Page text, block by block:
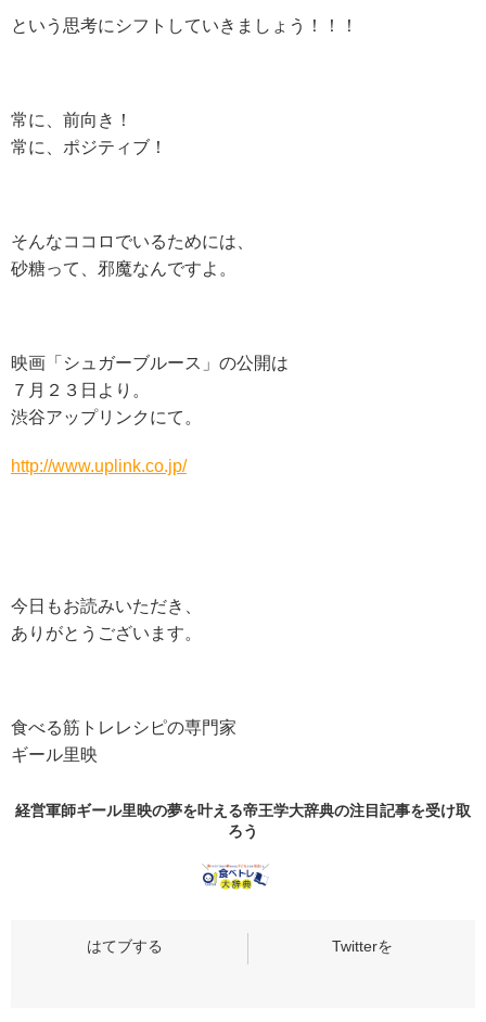
という思考にシフトしていきましょう！！！
常に、前向き！
常に、ポジティブ！
そんなココロでいるためには、
砂糖って、邪魔なんですよ。
映画「シュガーブルース」の公開は
７月２３日より。
渋谷アップリンクにて。
http://www.uplink.co.jp/
今日もお読みいただき、
ありがとうございます。
食べる筋トレレシピの専門家
ギール里映
経営軍師ギール里映の夢を叶える帝王学大辞典の注目記事を受け取
ろう